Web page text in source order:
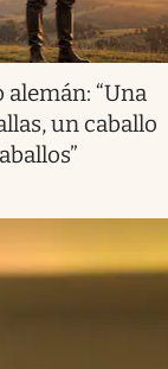
“Una
un caballo